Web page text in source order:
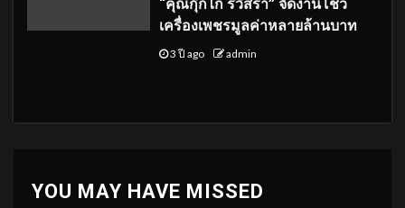
“คุณกุ๊กไก่ รวิสรา” จัดงานโชว์
เครื่องเพชรมูลค่าหลายล้านบาท
3 ปี ago admin
YOU MAY HAVE MISSED